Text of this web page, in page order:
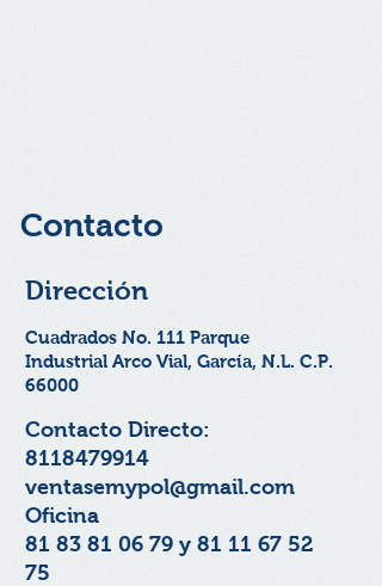
Contacto
Dirección
Cuadrados No. 111 Parque
Industrial Arco Vial, García, N.L. C.P.
66000
Contacto Directo:
8118479914
ventasemypol@gmail.com
Oficina
81 83 81 06 79 y 81 11 67 52
75